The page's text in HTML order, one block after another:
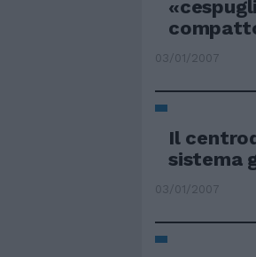
03/01/2007
Il
sistema
03/01/2007